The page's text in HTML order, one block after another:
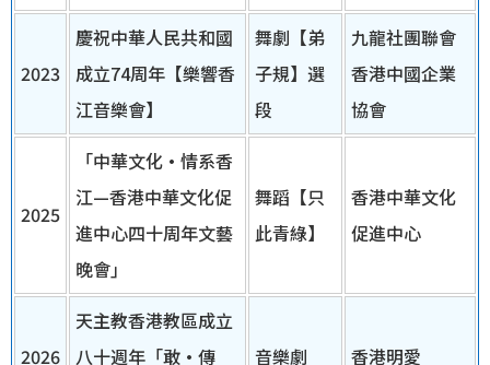
2023
慶祝中華人民共和國
成立74周年【樂響香
江音樂會】
舞劇【弟
子規】選
段
九龍社團聯會
香港中國企業
協會
2025
「中華文化•情系香
江—香港中華文化促
進中心四十周年文藝
晚會」
舞蹈【只
此青綠】
香港中華文化
促進中心
2026
天主教香港教區成立
八十週年「敢・傳
音樂劇 香港明愛